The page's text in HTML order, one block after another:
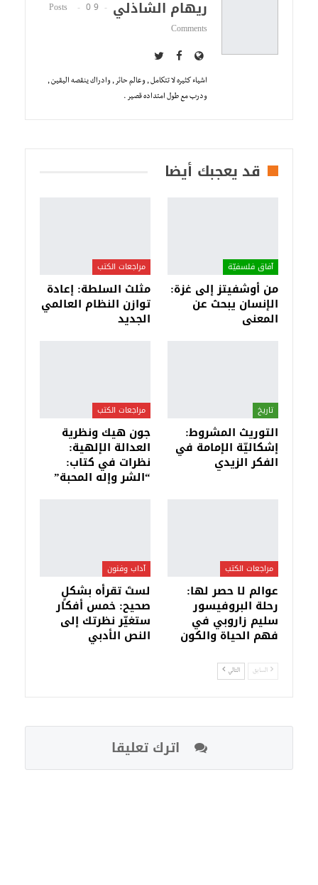
ريهام الشاذلي 9 Posts
0
Comments
اشياء كثيره لا تتكامل , وعالم حائر , وادراك ينقصه اليقين ,
ودرب مع طول امتداده قصير .
قد يعجبك أيضا
آفاق فلسفيّة‎
من أوشفيتز إلى غزة:
الإنسان يبحث عن
المعنى
مراجعات الكتب
مثلث السلطة: إعادة
توازن النظام العالمي
الجديد
تاريخ
التوريث المشروط:
إشكاليّة الإمامة في
الفكر الزيدي
مراجعات الكتب
جون هيك ونظرية
العدالة الإلهية:
نظرات في كتاب:
“الشر وإله المحبة”
مراجعات الكتب
عوالم لا حصر لها:
رحلة البروفيسور
سليم زاروبي في
فهم الحياة والكون
آداب وفنون
لستَ تقرأه بشكلٍ
صحيح: خمس أفكار
ستغيّر نظرتك إلى
النص الأدبي
السابق التالي
اترك تعليقا